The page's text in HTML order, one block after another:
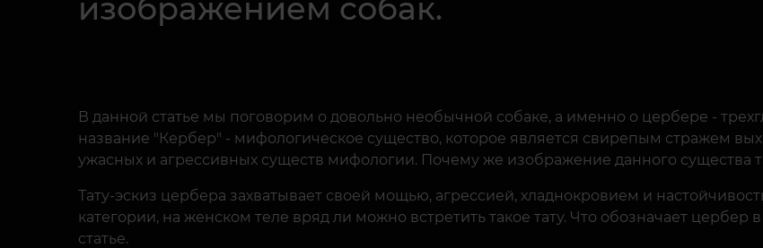
изображением собак.
В данной статье мы поговорим о довольно необычной собаке, а именно о цербере -
название "Кербер" - мифологическое существо, которое является свирепым стражем
ужасных и агрессивных существ мифологии. Почему же изображение данного существа
Тату-эскиз цербера захватывает своей мощью, агрессией, хладнокровием и
категории, на женском теле вряд ли можно встретить такое тату. Что обозначает
статье.